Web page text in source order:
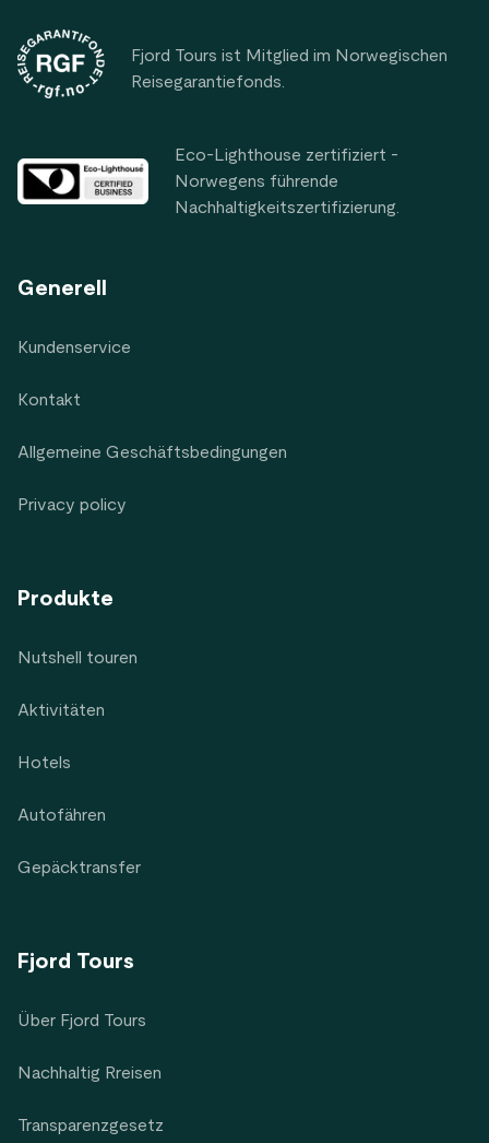
Fjord Tours ist Mitglied im Norwegischen
Reisegarantiefonds.
Eco-Lighthouse zertifiziert -
Norwegens führende
Nachhaltigkeitszertifizierung.
Generell
Kundenservice
Kontakt
Allgemeine Geschäftsbedingungen
Privacy policy
Produkte
Nutshell touren
Aktivitäten
Hotels
Autofähren
Gepäcktransfer
Fjord Tours
Über Fjord Tours
Nachhaltig Rreisen
Transparenzgesetz